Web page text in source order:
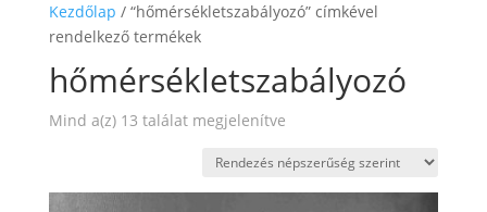
Kezdőlap / “hőmérsékletszabályozó” címkével
rendelkező termékek
hőmérsékletszabályozó
Mind a(z) 13 találat megjelenítveSorted
popularity